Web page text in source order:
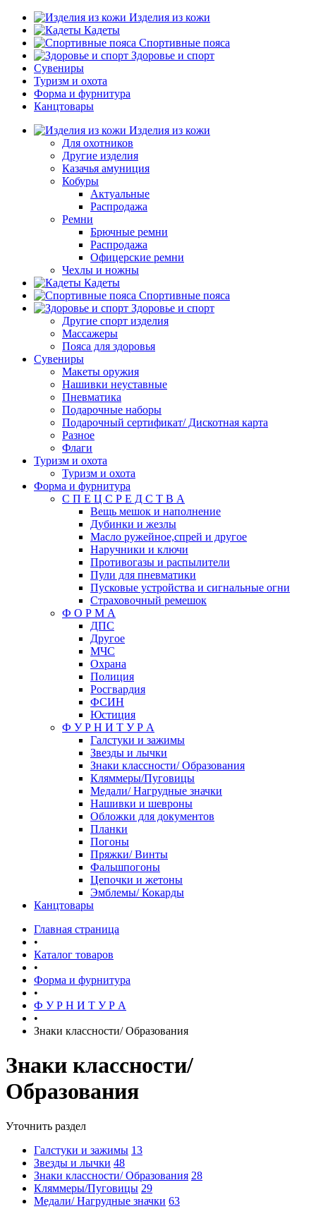
Изделия из кожи
Кадеты
Спортивные пояса
Здоровье и спорт
Сувениры
Туризм и охота
Форма и фурнитура
Канцтовары
Изделия из кожи
Для охотников
Другие изделия
Казачья амуниция
Кобуры
Актуальные
Распродажа
Ремни
Брючные ремни
Распродажа
Офицерские ремни
Чехлы и ножны
Кадеты
Спортивные пояса
Здоровье и спорт
Другие спорт изделия
Массажеры
Пояса для здоровья
Сувениры
Макеты оружия
Нашивки неуставные
Пневматика
Подарочные наборы
Подарочный сертификат/ Дискотная карта
Разное
Флаги
Туризм и охота
Туризм и охота
Форма и фурнитура
С П Е Ц С Р Е Д С Т В А
Вещь мешок и наполнение
Дубинки и жезлы
Масло ружейное,спрей и другое
Наручники и ключи
Противогазы и распылители
Пули для пневматики
Пусковые устройства и сигнальные огни
Страховочный ремешок
Ф О Р М А
ДПС
Другое
МЧС
Охрана
Полиция
Росгвардия
ФСИН
Юстиция
Ф У Р Н И Т У Р А
Галстуки и зажимы
Звезды и лычки
Знаки классности/ Образования
Кляммеры/Пуговицы
Медали/ Нагрудные значки
Нашивки и шевроны
Обложки для документов
Планки
Погоны
Пряжки/ Винты
Фальшпогоны
Цепочки и жетоны
Эмблемы/ Кокарды
Канцтовары
Главная страница
•
Каталог товаров
•
Форма и фурнитура
•
Ф У Р Н И Т У Р А
•
Знаки классности/ Образования
Знаки классности/
Образования
Уточнить раздел
Галстуки и зажимы 13
Звезды и лычки 48
Знаки классности/ Образования 28
Кляммеры/Пуговицы 29
Медали/ Нагрудные значки 63